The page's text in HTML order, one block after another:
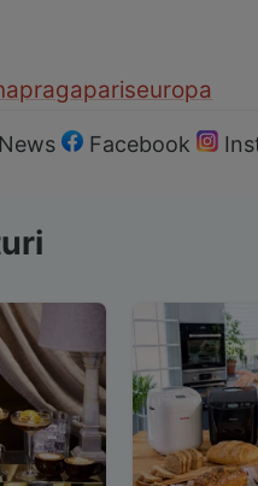
pragapariseuropa
Facebook